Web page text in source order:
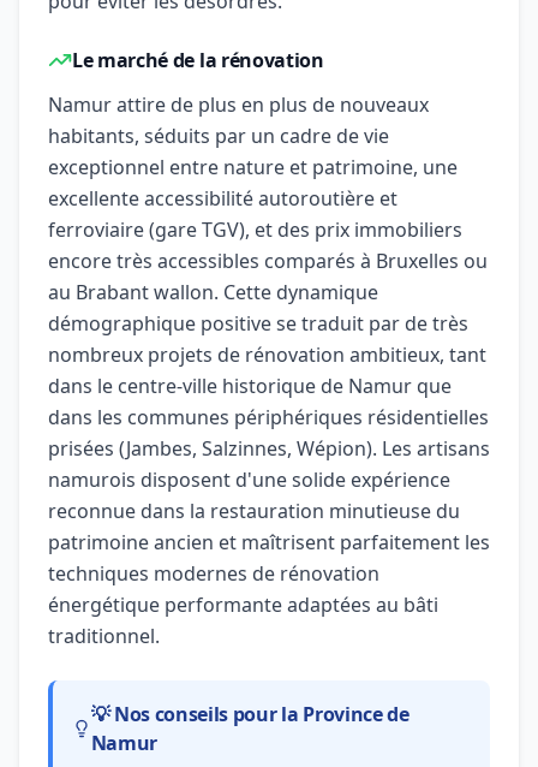
Le marché de la rénovation
Namur attire de plus en plus de nouveaux
habitants, séduits par un cadre de vie
exceptionnel entre nature et patrimoine, une
excellente accessibilité autoroutière et
ferroviaire (gare TGV), et des prix immobiliers
encore très accessibles comparés à Bruxelles ou
au Brabant wallon. Cette dynamique
démographique positive se traduit par de très
nombreux projets de rénovation ambitieux, tant
dans le centre-ville historique de Namur que
dans les communes périphériques résidentielles
prisées (Jambes, Salzinnes, Wépion). Les artisans
namurois disposent d'une solide expérience
reconnue dans la restauration minutieuse du
patrimoine ancien et maîtrisent parfaitement les
techniques modernes de rénovation
énergétique performante adaptées au bâti
traditionnel.
💡 Nos conseils pour la Province de
Namur